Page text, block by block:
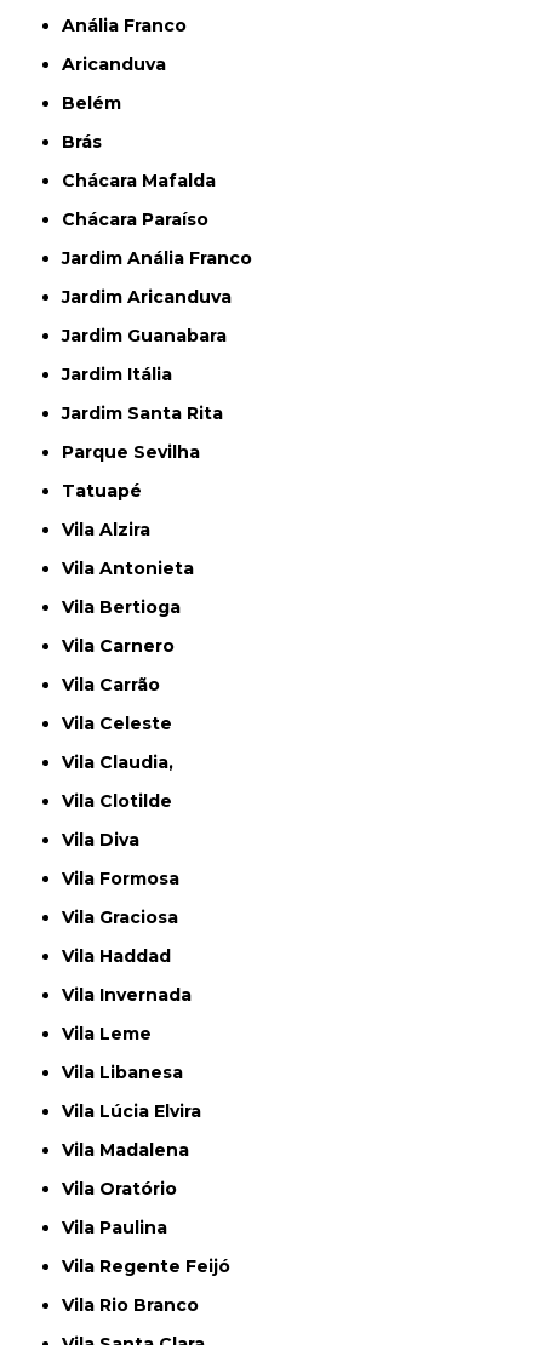
Anália Franco
Aricanduva
Belém
Brás
Chácara Mafalda
Chácara Paraíso
Jardim Anália Franco
Jardim Aricanduva
Jardim Guanabara
Jardim Itália
Jardim Santa Rita
Parque Sevilha
Tatuapé
Vila Alzira
Vila Antonieta
Vila Bertioga
Vila Carnero
Vila Carrão
Vila Celeste
Vila Claudia,
Vila Clotilde
Vila Diva
Vila Formosa
Vila Graciosa
Vila Haddad
Vila Invernada
Vila Leme
Vila Libanesa
Vila Lúcia Elvira
Vila Madalena
Vila Oratório
Vila Paulina
Vila Regente Feijó
Vila Rio Branco